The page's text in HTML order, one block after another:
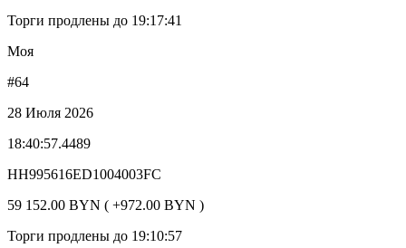
Торги продлены до 19:17:41
Моя
#64
28 Июля 2026
18:40:57.4489
HH995616ED1004003FC
59 152.00 BYN ( +972.00 BYN )
Торги продлены до 19:10:57